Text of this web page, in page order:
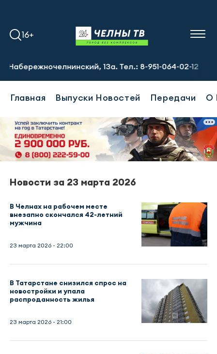
16+
13а. Тел.: 8-951-064-02-12
Главная Выпуски Новостей Передачи О
Новости за 23 марта 2026
В Челнах на рабочем месте
внезапно скончался 42-летний
мужчина
23 марта 2026 - 22:00
В Татарстане снизился спрос на
новостройки и упала
распроданность жилья
23 марта 2026 - 21:00